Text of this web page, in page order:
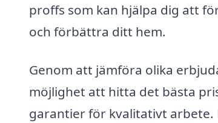
proffs som kan hjälpa dig att
och förbättra ditt hem.
Genom att jämföra olika
möjlighet att hitta det bästa
garantier för kvalitativt arbete.